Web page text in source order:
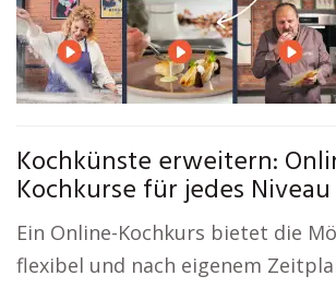
Kochkünste erweitern:
Kochkurse für jedes Niveau
Ein Online-Kochkurs bietet die
flexibel und nach eigenem